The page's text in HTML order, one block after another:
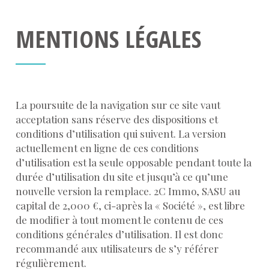
MENTIONS LÉGALES
La poursuite de la navigation sur ce site vaut
acceptation sans réserve des dispositions et
conditions d’utilisation qui suivent. La version
actuellement en ligne de ces conditions
d’utilisation est la seule opposable pendant toute la
durée d’utilisation du site et jusqu’à ce qu’une
nouvelle version la remplace. 2C Immo, SASU au
capital de 2,000 €, ci-après la « Société », est libre
de modifier à tout moment le contenu de ces
conditions générales d’utilisation. Il est donc
recommandé aux utilisateurs de s’y référer
régulièrement.